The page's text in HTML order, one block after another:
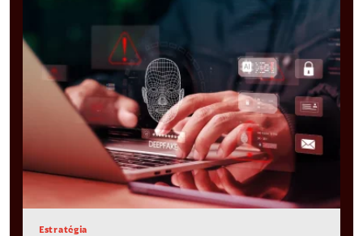
Estratégia